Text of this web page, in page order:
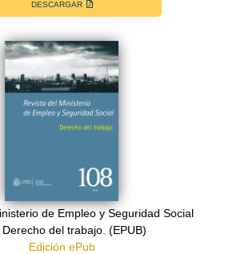
DESCARGAR
de Empleo y Seguridad Social
Derecho del trabajo. (EPUB)
Edición ePub